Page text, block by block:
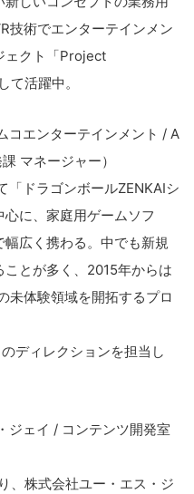
技術でエンターテインメン
ェクト「Project
て活躍中。
コエンターテインメント / A
マネージャー）
「ドラゴンボールZENKAIシ
に、家庭用ゲームソフ
幅広く携わる。中でも新規
とが多く、2015年からは
未体験領域を開拓するプロ
ディレクションを担当し
ジェイ / コンテンツ開発室
、株式会社ユー・エス・ジ